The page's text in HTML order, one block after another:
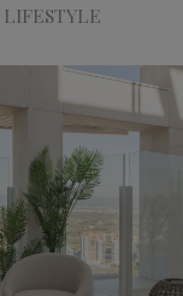
LIFESTYLE